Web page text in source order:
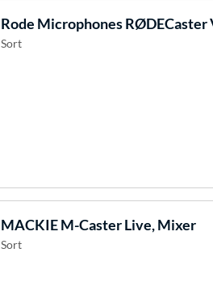
Rode MicrophonesRØDECaster
Sort
MACKIEM-Caster Live, Mixer
Sort